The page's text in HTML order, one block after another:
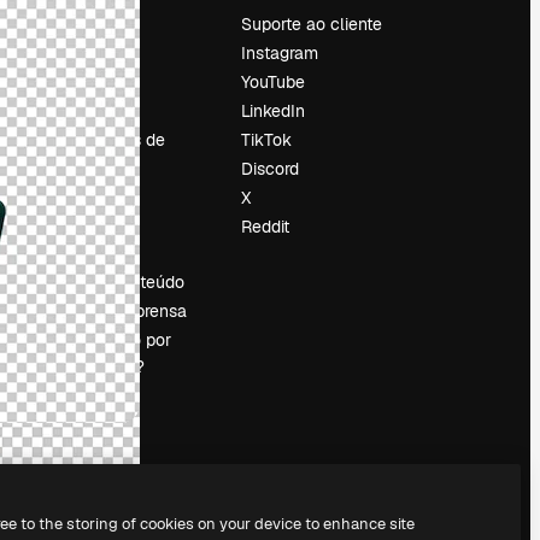
Preços
Sobre nós
Reviews
Emprego
Tendências de
pesquisa
Blog
Eventos
Slidesgo
Vender conteúdo
Sala de imprensa
Procurando por
magnific.ai?
Suporte ao cliente
Instagram
YouTube
LinkedIn
TikTok
Discord
X
Reddit
to the storing of cookies on your device to enhance site